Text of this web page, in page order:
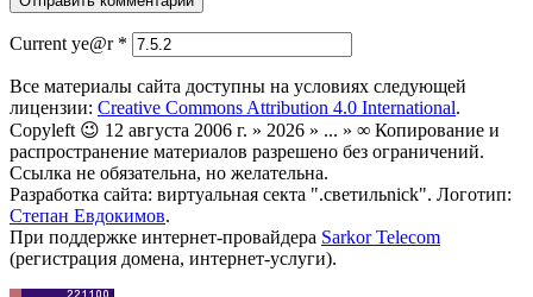
Current ye@r *
Все материалы сайта доступны на условиях следующей
лицензии: Creative Commons Attribution 4.0 International.
Copyleft 😉 12 августа 2006 г. » 2026 » ... » ∞ Копирование и
распространение материалов разрешено без ограничений.
Ссылка не обязательна, но желательна.
Разработка сайта: виртуальная секта ".светильnick". Логотип:
Степан Евдокимов.
При поддержке интернет-провайдера Sarkor Telecom
(регистрация домена, интернет-услуги).